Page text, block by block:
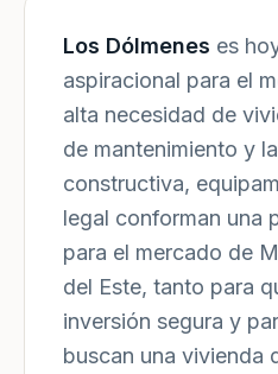
Los Dólmenes es
aspiracional para el
alta necesidad de
de mantenimiento y
constructiva,
legal conforman una
para el mercado de
del Este, tanto para
inversión segura y
buscan una vivienda